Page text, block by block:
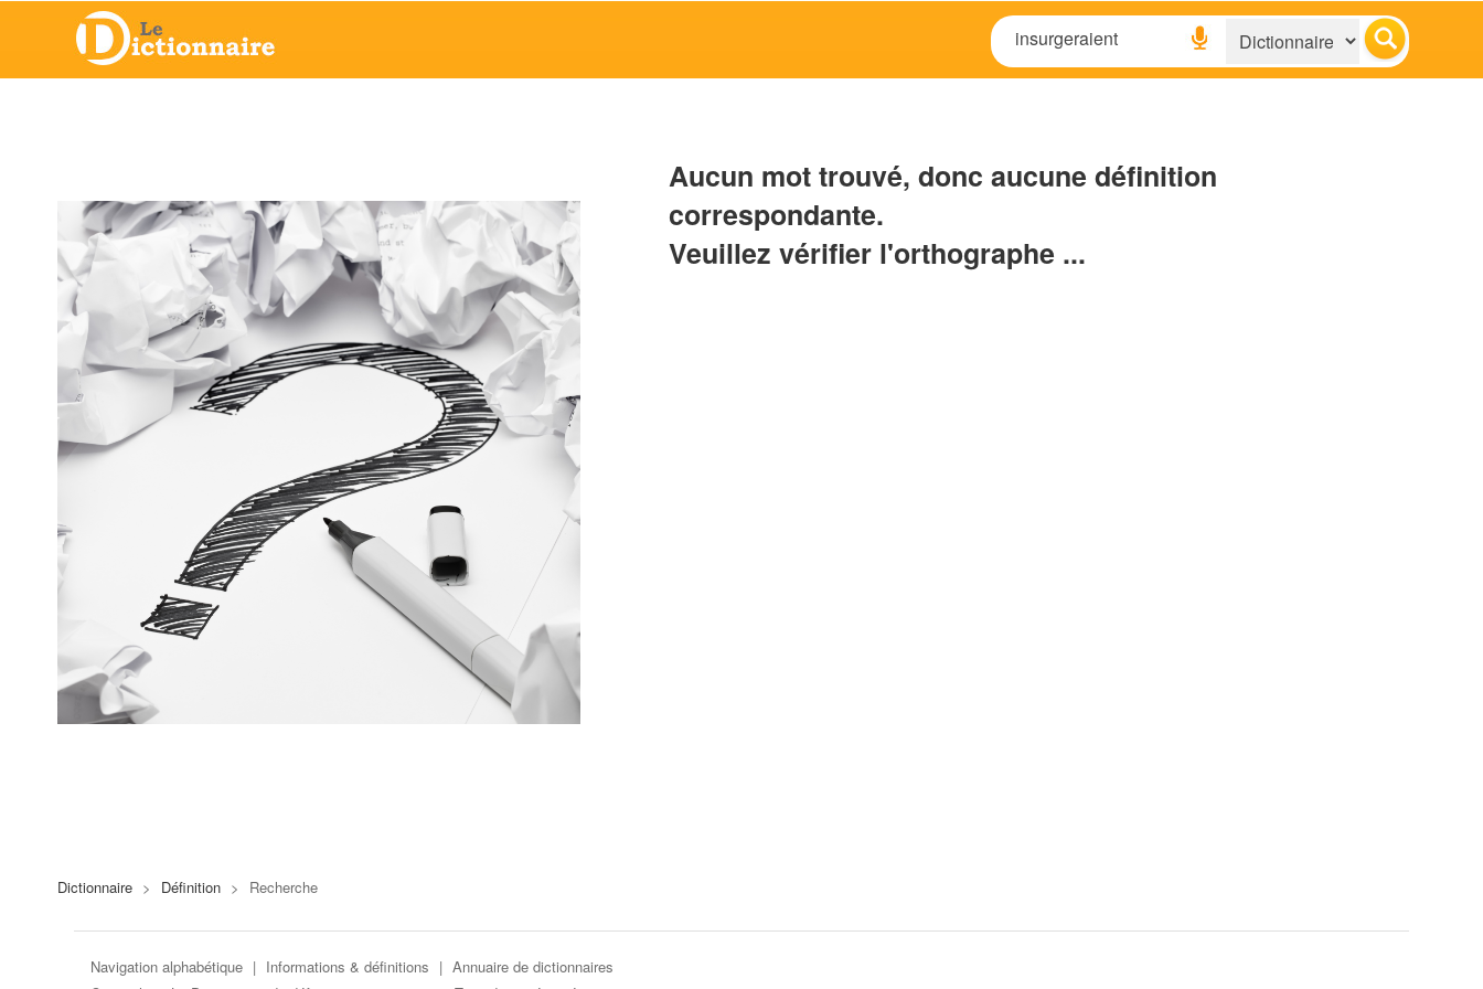
Aucun mot trouvé, donc aucune définition
correspondante.
Veuillez vérifier l'orthographe ...
Dictionnaire > Définition > Recherche
Navigation alphabétique | Informations & définitions | Annuaire de dictionnaires